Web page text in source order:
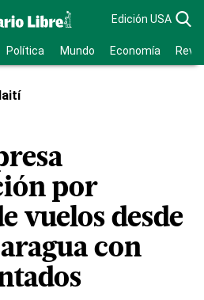
Edición USA
Política Mundo Economía
por
vuelos desde
con